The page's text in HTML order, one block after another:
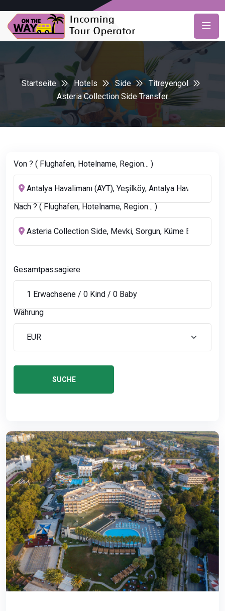
Startseite Hotels Side
Titreyengol
Asteria Collection Side Transfer
Von ? ( Flughafen, Hotelname, Region... )
Nach ? ( Flughafen, Hotelname, Region... )
Gesamtpassagiere
Währung
SUCHE